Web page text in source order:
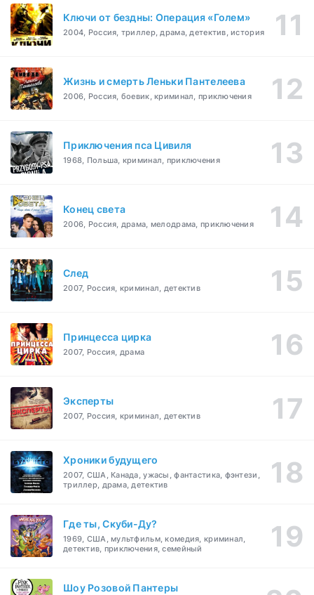
Ключи от бездны: Операция «Голем»
2004, Россия, триллер, драма, детектив, история
Жизнь и смерть Леньки Пантелеева
2006, Россия, боевик, криминал, приключения
Приключения пса Цивиля
1968, Польша, криминал, приключения
Конец света
2006, Россия, драма, мелодрама, приключения
След
2007, Россия, криминал, детектив
Принцесса цирка
2007, Россия, драма
Эксперты
2007, Россия, криминал, детектив
Хроники будущего
2007, США, Канада, ужасы, фантастика, фэнтези,
триллер, драма, детектив
Где ты, Скуби-Ду?
1969, США, мультфильм, комедия, криминал,
детектив, приключения, семейный
Шоу Розовой Пантеры